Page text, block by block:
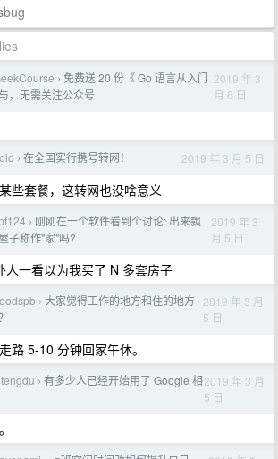
› 免费送 20 份《 Go 语言从入门
，无需关注公众号
2019 年 3
月 6 日
› 在全国实行携号转网！ 2019 年 3 月 5 日
些套餐，这转网也没啥意义
› 刚刚在一个软件看到个讨论: 出来飘
子称作"家"吗?
2019 年 3
月 5 日
人一看以为我买了 N 多套房子
› 大家觉得工作的地方和住的地方
2019 年 3 月
5 日
路 5-10 分钟回家午休。
› 有多少人已经开始用了 Google 相2019 年 3 月
5 日